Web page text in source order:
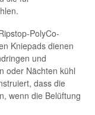
PolyCo-
Kniepads dienen
und
oder Nächten kühl
dass die
wenn die Belüftung